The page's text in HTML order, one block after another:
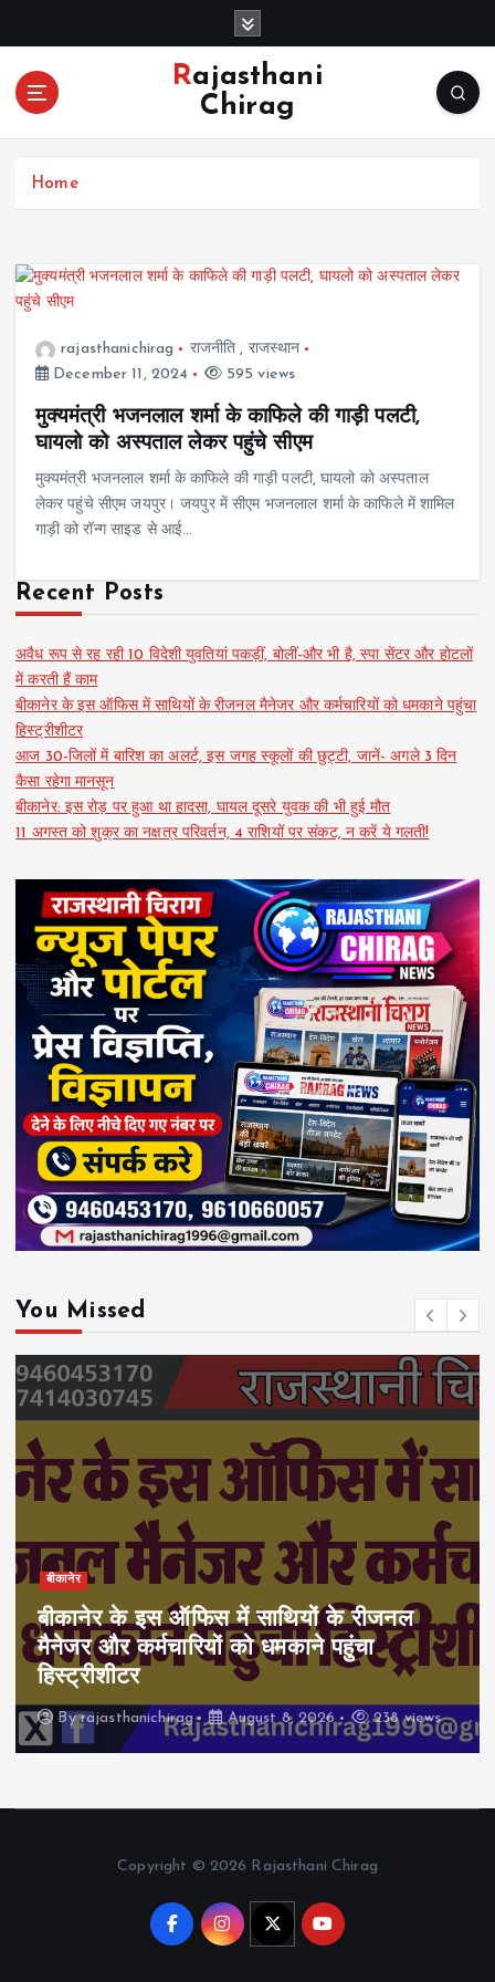
o
Rajasthani
Chirag
Home
rajasthanichirag राजनीति , राजस्थान
December 11, 2024
595 views
मुक्यमंत्री भजनलाल शर्मा के काफिले की गाड़ी पलटी,
घायलो को अस्पताल लेकर पहुंचे सीएम
मुक्यमंत्री भजनलाल शर्मा के काफिले की गाड़ी पलटी, घायलो को अस्पताल
लेकर पहुंचे सीएम जयपुर। जयपुर में सीएम भजनलाल शर्मा के काफिले में शामिल
गाड़ी को रॉन्ग साइड से आई…
Recent Posts
अवैध रूप से रह रही 10 विदेशी युवतियां पकड़ीं, बोलीं-और भी है, स्पा सेंटर और होटलों
में करती हैं काम
बीकानेर के इस ऑफिस में साथियों के रीजनल मैनेजर और कर्मचारियों को धमकाने पहुंचा
हिस्ट्रीशीटर
आज 30-जिलों में बारिश का अलर्ट, इस जगह स्कूलों की छुट्टी, जानें- अगले 3 दिन
कैसा रहेगा मानसून
बीकानेर: इस रोड़ पर हुआ था हादसा, घायल दूसरे युवक की भी हुई मौत
11 अगस्त को शुक्र का नक्षत्र परिवर्तन, 4 राशियों पर संकट, न करें ये गलती!
You Missed
बीकानेर
बीकानेर के इस ऑफिस में साथियों के रीजनल
मैनेजर और कर्मचारियों को धमकाने पहुंचा
हिस्ट्रीशीटर
Byrajasthanichirag August 8, 2026 238 views
Copyright © 2026 Rajasthani Chirag